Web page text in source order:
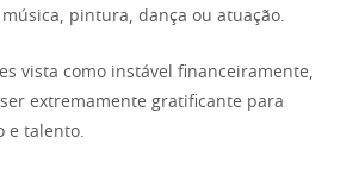
música, pintura, dança ou atuação.
vista como instável financeiramente,
extremamente gratificante para
e talento.